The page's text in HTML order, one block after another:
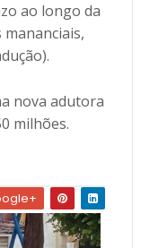
ao longo da
nova adutora
milhões.